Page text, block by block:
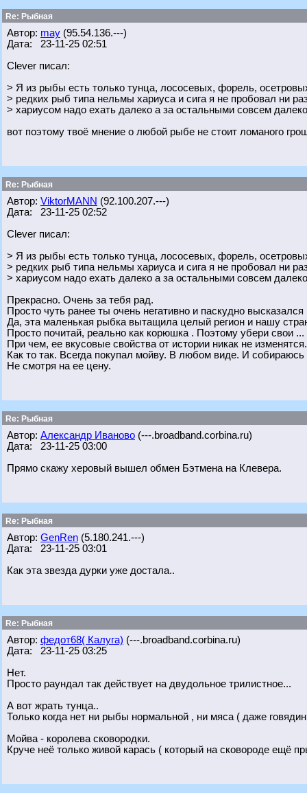
Re: Рыбная
Автор: may (95.54.136.---)
Дата: 23-11-25 02:51
Clever писал:
> Я из рыбы есть только тунца, лососевых, форель,
> редких рыб типа нельмы хариуса и сига я не пробовал ни
> хариусом надо ехать далеко а за остальными совсем
вот поэтому твоё мнение о любой рыбе не стоит ломаного
Re: Рыбная
Автор: ViktorMANN (92.100.207.---)
Дата: 23-11-25 02:52
Clever писал:
> Я из рыбы есть только тунца, лососевых, форель,
> редких рыб типа нельмы хариуса и сига я не пробовал ни
> хариусом надо ехать далеко а за остальными совсем
Прекрасно. Очень за тебя рад.
Просто чуть ранее ты очень негативно и паскудно
Да, эта маленькая рыбка вытащила целый регион и нашу
Просто почитай, реально как корюшка . Поэтому убери свои
При чем, ее вкусовые свойства от истории никак не
Как то так. Всегда покупал мойву. В любом виде. И
Не смотря на ее цену.
Re: Рыбная
Автор: Александр Иваново (---.broadband.corbina.ru)
Дата: 23-11-25 03:00
Прямо скажу херовый вышел обмен Бэтмена на Клевера.
Re: Рыбная
Автор: GenRen (5.180.241.---)
Дата: 23-11-25 03:01
Как эта звезда дурки уже достала..
Re: Рыбная
Автор: федот68( Калуга) (---.broadband.corbina.ru)
Дата: 23-11-25 03:25
Нет.
Просто раундал так действует на двудольное трилистное...
А вот жрать тунца..
Только когда нет ни рыбы нормальной , ни мяса ( даже
Мойва - королева сковородки.
Круче неё только живой карась ( который на сковороде ещё